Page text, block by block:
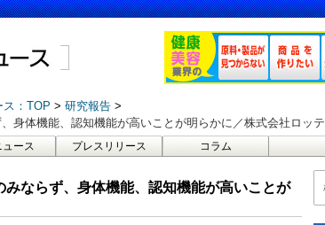
ス：TOP
研究報告
身体機能、認知機能が高いことが明らかに／株式会社ロッテ
ース プレスリリース コラム
ならず、身体機能、認知機能が高いことが